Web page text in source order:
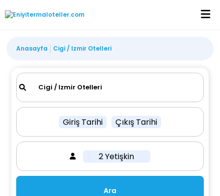
Anasayfa Cigi / Izmir Otelleri
Giriş Tarihi Çıkış Tarihi
2 Yetişkin
Ara